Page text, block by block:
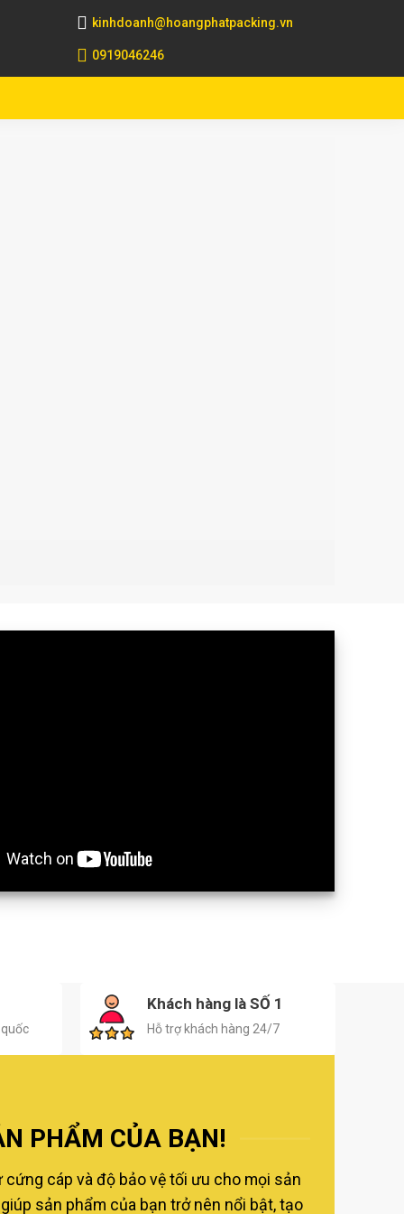
kinhdoanh@hoangphatpacking.vn
0919046246
Khách hàng là SỐ 1
Hỗ trợ khách hàng 24/7
PHẨM CỦA BẠN!
cáp và độ bảo vệ tối ưu cho mọi sản
sản phẩm của bạn trở nên nổi bật, tạo